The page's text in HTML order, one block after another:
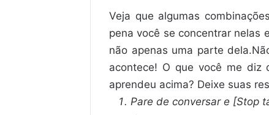
Veja que algumas
pena você se concentrar nelas
não apenas uma parte
acontece! O que você me diz
aprendeu acima? Deixe suas
Pare de conversar e [Stop